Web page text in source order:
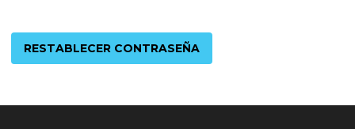
RESTABLECER CONTRASEÑA